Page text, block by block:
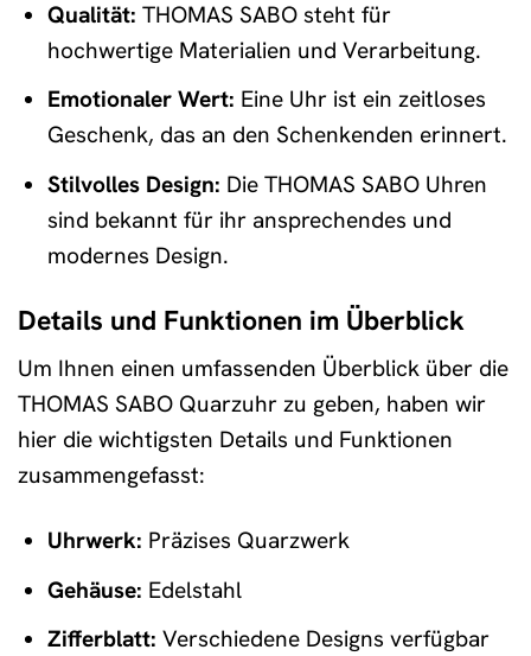
Qualität: THOMAS SABO steht für
hochwertige Materialien und Verarbeitung.
Emotionaler Wert: Eine Uhr ist ein zeitloses
Geschenk, das an den Schenkenden erinnert.
Stilvolles Design: Die THOMAS SABO Uhren
sind bekannt für ihr ansprechendes und
modernes Design.
Details und Funktionen im Überblick
Um Ihnen einen umfassenden Überblick über die
THOMAS SABO Quarzuhr zu geben, haben wir
hier die wichtigsten Details und Funktionen
zusammengefasst:
Uhrwerk: Präzises Quarzwerk
Gehäuse: Edelstahl
Zifferblatt: Verschiedene Designs verfügbar